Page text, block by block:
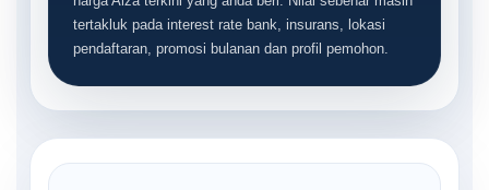
tertakluk pada interest rate bank, insurans, lokasi
pendaftaran, promosi bulanan dan profil pemohon.